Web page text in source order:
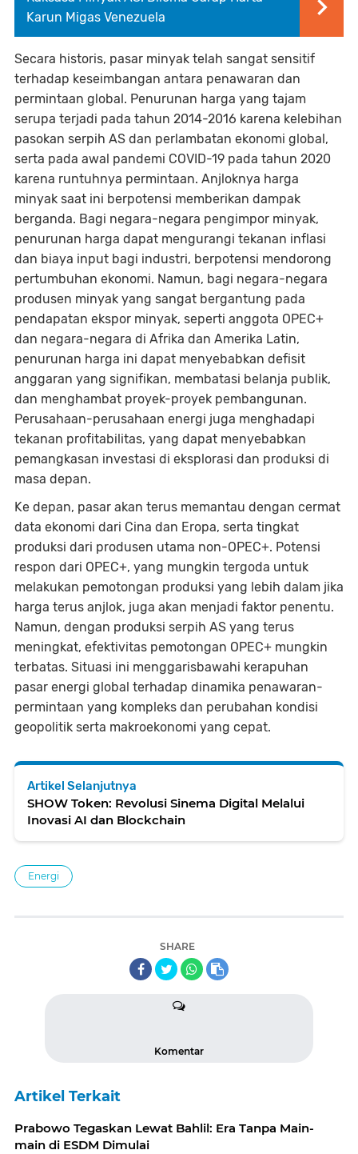
Karun Migas Venezuela
Secara historis, pasar minyak telah sangat sensitif
terhadap keseimbangan antara penawaran dan
permintaan global. Penurunan harga yang tajam
serupa terjadi pada tahun 2014-2016 karena kelebihan
pasokan serpih AS dan perlambatan ekonomi global,
serta pada awal pandemi COVID-19 pada tahun 2020
karena runtuhnya permintaan. Anjloknya harga
minyak saat ini berpotensi memberikan dampak
berganda. Bagi negara-negara pengimpor minyak,
penurunan harga dapat mengurangi tekanan inflasi
dan biaya input bagi industri, berpotensi mendorong
pertumbuhan ekonomi. Namun, bagi negara-negara
produsen minyak yang sangat bergantung pada
pendapatan ekspor minyak, seperti anggota OPEC+
dan negara-negara di Afrika dan Amerika Latin,
penurunan harga ini dapat menyebabkan defisit
anggaran yang signifikan, membatasi belanja publik,
dan menghambat proyek-proyek pembangunan.
Perusahaan-perusahaan energi juga menghadapi
tekanan profitabilitas, yang dapat menyebabkan
pemangkasan investasi di eksplorasi dan produksi di
masa depan.
Ke depan, pasar akan terus memantau dengan cermat
data ekonomi dari Cina dan Eropa, serta tingkat
produksi dari produsen utama non-OPEC+. Potensi
respon dari OPEC+, yang mungkin tergoda untuk
melakukan pemotongan produksi yang lebih dalam jika
harga terus anjlok, juga akan menjadi faktor penentu.
Namun, dengan produksi serpih AS yang terus
meningkat, efektivitas pemotongan OPEC+ mungkin
terbatas. Situasi ini menggarisbawahi kerapuhan
pasar energi global terhadap dinamika penawaran-
permintaan yang kompleks dan perubahan kondisi
geopolitik serta makroekonomi yang cepat.
Artikel Selanjutnya
SHOW Token: Revolusi Sinema Digital Melalui
Inovasi AI dan Blockchain
Energi
SHARE
Komentar
Artikel Terkait
Prabowo Tegaskan Lewat Bahlil: Era Tanpa Main-
main di ESDM Dimulai